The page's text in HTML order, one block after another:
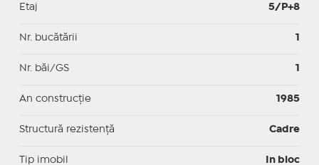
Etaj 5/P+8
Nr. bucătării 1
Nr. băi/GS 1
An construcție 1985
Structură rezistență Cadre
Tip imobil In bloc